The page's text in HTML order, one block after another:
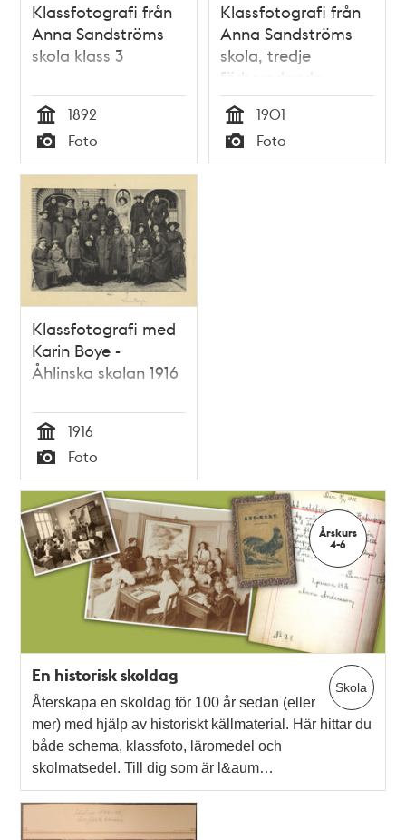
Klassfotografi från
Anna Sandströms
skola klass 3
Tid
1892
Typ
Foto
Klassfotografi från
Anna Sandströms
skola, tredje
förberedande
klassen.
Tid
1901
Typ
Foto
Klassfotografi med
Karin Boye -
Åhlinska skolan 1916
Tid
1916
Typ
Foto
Årskurs
4-6
Skola
En historisk skoldag
Återskapa en skoldag för 100 år sedan (eller
mer) med hjälp av historiskt källmaterial. Här hittar du
både schema, klassfoto, läromedel och
skolmatsedel. Till dig som är l&aum…